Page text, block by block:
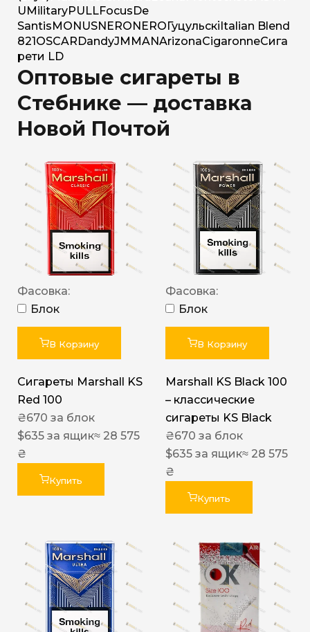
U MilitaryPULLFocus De
Santis MONUSNERO NERO Гуцульскі Italian Blend
821 OSCAR DandyJM MANArizonaCigaronneСига
рети LD
Оптовые сигареты в
Стебнике — доставка
Новой Почтой
Фасовка:
Блок
В Корзину
Сигареты Marshall KS
Red 100
₴670 за блок
$635 за ящик≈ 28 575
₴
Купить
Фасовка:
Блок
В Корзину
Marshall KS Black 100
– классические
сигареты KS Black
₴670 за блок
$635 за ящик≈ 28 575
₴
Купить